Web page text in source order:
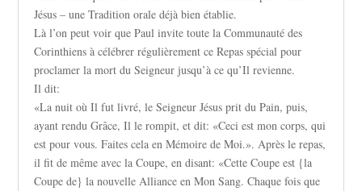
Jésus – une Tradition orale déjà bien établie.
Là l’on peut voir que Paul invite toute la Communauté des
Corinthiens à célébrer régulièrement ce Repas spécial pour
proclamer la mort du Seigneur jusqu’à ce qu’Il revienne.
Il dit:
«La nuit où Il fut livré, le Seigneur Jésus prit du Pain, puis,
ayant rendu Grâce, Il le rompit, et dit: «Ceci est mon corps, qui
est pour vous. Faites cela en Mémoire de Moi.». Après le repas,
il fit de même avec la Coupe, en disant: «Cette Coupe est {la
Coupe de} la nouvelle Alliance en Mon Sang. Chaque fois que